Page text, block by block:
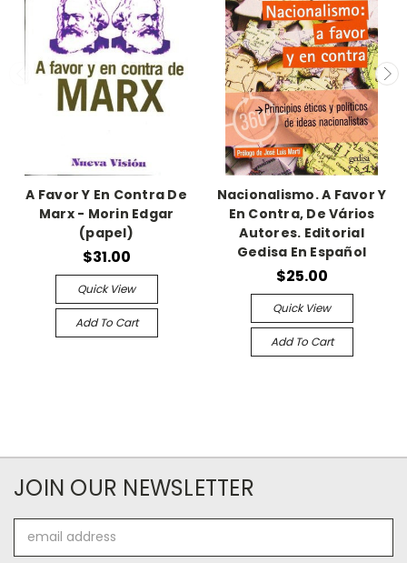
A Favor Y En Contra De
Marx - Morin Edgar
(papel)
$31.00
Quick View
Add To Cart
Nacionalismo. A Favor Y
En Contra, De Vários
Autores. Editorial
Gedisa En Español
$25.00
Quick View
Add To Cart
JOIN OUR NEWSLETTER
Address